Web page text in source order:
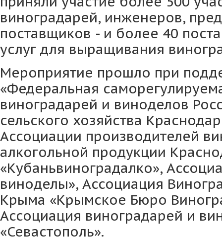
виноградарей, инженеров,
поставщиков - и более 40
услуг для выращивания
Мероприятие прошло при
«Федеральная
виноградарей и виноделов
сельского хозяйства
Ассоциации производителей
алкогольной продукции
«Кубаньвиноградалко»,
виноделы», Ассоциация
Крыма «Крымское Бюро
Ассоциация виноградарей и
«Севастополь».